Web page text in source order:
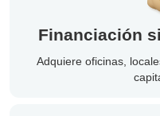
Financiación
Adquiere oficinas,